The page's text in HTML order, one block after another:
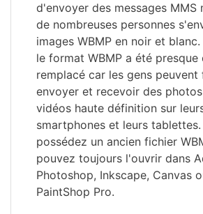
d'envoyer des messages MMS
de nombreuses personnes
images WBMP en noir et
le format WBMP a été presque
remplacé car les gens peuvent
envoyer et recevoir des
vidéos haute définition sur
smartphones et leurs
possédez un ancien fichier
pouvez toujours l'ouvrir dans
Photoshop, Inkscape, Canvas
PaintShop Pro.